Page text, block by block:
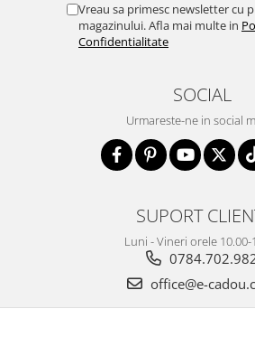
Vreau sa primesc newsletter cu
magazinului. Afla mai multe in
Confidentialitate
SOCIAL
Urmareste-ne in social
SUPORT
Luni - Vineri orele 10.00-
office@e-